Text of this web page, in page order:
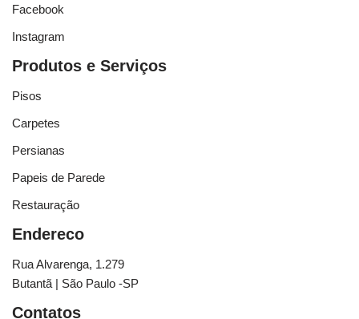
Facebook
Instagram
Produtos e Serviços
Pisos
Carpetes
Persianas
Papeis de Parede
Restauração
Endereco
Rua Alvarenga, 1.279
Butantã | São Paulo -SP
Contatos